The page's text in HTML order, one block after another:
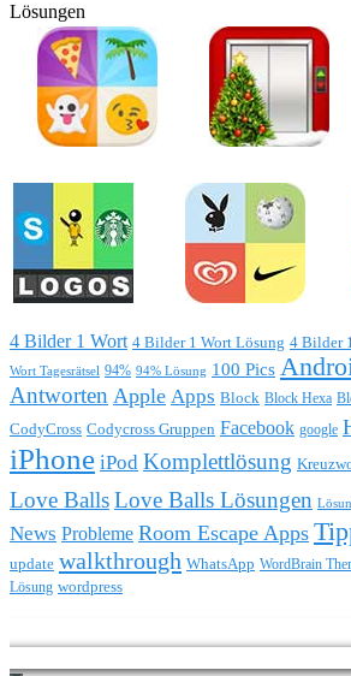
Lösungen
4 Bilder 1 Wort 4 Bilder 1 Wort Lösung 4 Bilder
Wort Tagesrätsel 94% 94% Lösung 100 Pics
Antworten Apple Apps Block Block Hexa
CodyCross Codycross Gruppen Facebook google
iPhone iPod Komplettlösung
Love BallsLove Balls Lösungen
News Probleme Room Escape Apps
update walkthrough WhatsApp WordBrain
Lösung wordpress